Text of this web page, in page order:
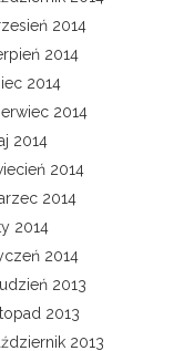
2014
2014
2014
2014
2014
2014
2014
2014
2014
2013
2013
2013